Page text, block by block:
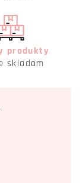
produkty
skladom